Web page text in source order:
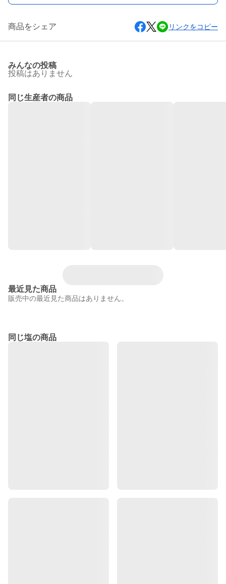
商品をシェア リンクをコピー
みんなの投稿
投稿はありません
同じ生産者の商品
最近見た商品
販売中の最近見た商品はありません。
同じ塩の商品